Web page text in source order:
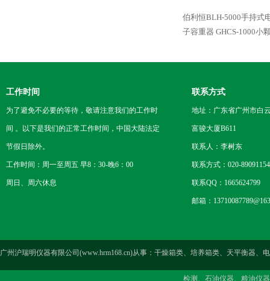
伯利恒BLH-5000手持式
子容重器 GHCS-1000小
工作时间
为了避免不必要的等待，敬请注意我们的工作时
间 。以下是我们的正常工作时间，中国大陆法定
节假日除外。
工作时间：周一至周五 早8：30-晚6：00
周日、周六休息
联系方式
地址：广东省广州市白
富骏大厦B611
联系人：李树东
联系方式：020-89091154
联系QQ：1665624799
邮箱：
广州沪瑞明仪器有限公司(www.hrm168.cn)从事：干燥箱类、培养箱类、天平衡器
检测、石油仪器、粮油仪